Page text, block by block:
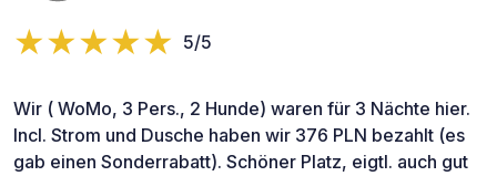
5/5
Wir ( WoMo, 3 Pers., 2 Hunde) waren für 3 Nächte hier.
Incl. Strom und Dusche haben wir 376 PLN bezahlt (es
gab einen Sonderrabatt). Schöner Platz, eigtl. auch gut